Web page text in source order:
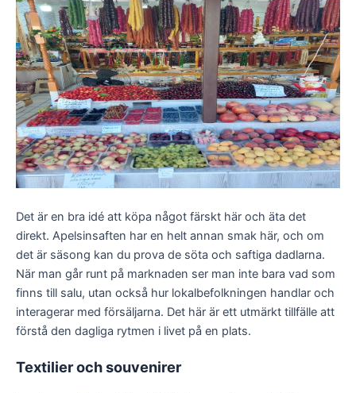
Det är en bra idé att köpa något färskt här och äta det
direkt. Apelsinsaften har en helt annan smak här, och om
det är säsong kan du prova de söta och saftiga dadlarna.
När man går runt på marknaden ser man inte bara vad som
finns till salu, utan också hur lokalbefolkningen handlar och
interagerar med försäljarna. Det här är ett utmärkt tillfälle att
förstå den dagliga rytmen i livet på en plats.
Textilier och souvenirer